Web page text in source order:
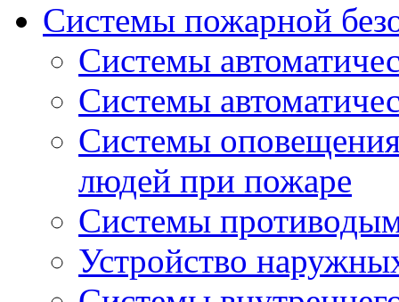
Системы пожарной
Системы
Системы
Системы
людей при пожаре
Системы
Устройство